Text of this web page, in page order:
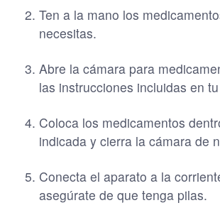
Ten a la mano los
necesitas.
Abre la cámara para
las instrucciones incluidas en
Coloca los medicamentos
indicada y cierra la cámara de
Conecta el aparato a la
asegúrate de que tenga pilas.